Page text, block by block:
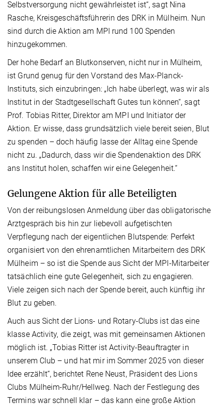
Selbstversorgung nicht gewährleistet ist“, sagt Nina
Rasche, Kreisgeschäftsführerin des DRK in Mülheim. Nun
sind durch die Aktion am MPI rund 100 Spenden
hinzugekommen.
Der hohe Bedarf an Blutkonserven, nicht nur in Mülheim,
ist Grund genug für den Vorstand des Max-Planck-
Instituts, sich einzubringen: „Ich habe überlegt, was wir als
Institut in der Stadtgesellschaft Gutes tun können“, sagt
Prof. Tobias Ritter, Direktor am MPI und Initiator der
Aktion. Er wisse, dass grundsätzlich viele bereit seien, Blut
zu spenden – doch häufig lasse der Alltag eine Spende
nicht zu. „Dadurch, dass wir die Spendenaktion des DRK
ans Institut holen, schaffen wir eine Gelegenheit.“
Gelungene Aktion für alle Beteiligten
Von der reibungslosen Anmeldung über das obligatorische
Arztgespräch bis hin zur liebevoll aufgetischten
Verpflegung nach der eigentlichen Blutspende: Perfekt
organisiert von den ehrenamtlichen Mitarbeitern des DRK
Mülheim – so ist die Spende aus Sicht der MPI-Mitarbeiter
tatsächlich eine gute Gelegenheit, sich zu engagieren.
Viele zeigen sich nach der Spende bereit, auch künftig ihr
Blut zu geben.
Auch aus Sicht der Lions- und Rotary-Clubs ist das eine
klasse Activity, die zeigt, was mit gemeinsamen Aktionen
möglich ist. „Tobias Ritter ist Activity-Beauftragter in
unserem Club – und hat mir im Sommer 2025 von dieser
Idee erzählt“, berichtet Rene Neust, Präsident des Lions
Clubs Mülheim-Ruhr/Hellweg. Nach der Festlegung des
Termins war schnell klar – das kann eine große Aktion